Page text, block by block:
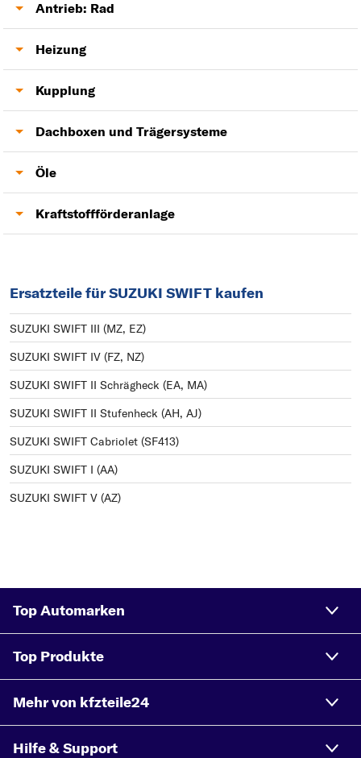
AGR-Ventil
Lambdasonde
Antrieb: Rad
Antriebswelle
Heizung
Gebläsemotor
Kupplung
Kupplung
Zweimassenschwungrad
Dachboxen und Trägersysteme
Anhängerkupplung
Öle
Motoröl
Kraftstoffförderanlage
Ersatzteile für SUZUKI SWIFT kaufen
SUZUKI SWIFT III (MZ, EZ)
SUZUKI SWIFT IV (FZ, NZ)
SUZUKI SWIFT II Schrägheck (EA, MA)
SUZUKI SWIFT II Stufenheck (AH, AJ)
SUZUKI SWIFT Cabriolet (SF413)
SUZUKI SWIFT I (AA)
SUZUKI SWIFT V (AZ)
Top Automarken
Top Produkte
Mehr von kfzteile24
Hilfe & Support